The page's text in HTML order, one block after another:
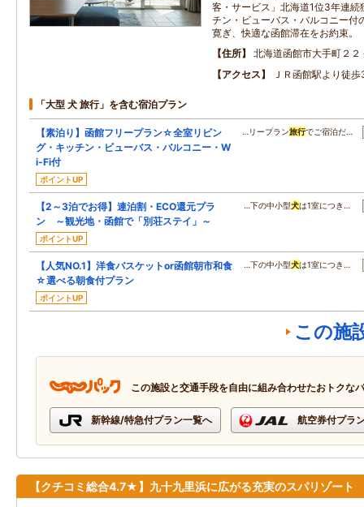
客・サービス」北海道1位3年連
チン・ビューバス・バルコニー付
寛ぎ、快適な函館滞在をお約束。
住所
北海道函館市大手町２２
アクセス
ＪＲ函館駅より徒
「大型 犬 旅行」を含む宿泊プラン
【素泊り】函館フリープラン☆全室リビン
グ・キッチン・ビューバス・バルコニー・W
i-Fi付
ポイントUP
…リープラン旅行でご宿泊だ…
【2～3泊でお得】連泊割・ECO還元プラ
ン ～観光地・函館で「別荘ステイ」～
ポイントUP
…下の中小型犬は1室につき…
【人気NO.1】洋食バスケットor函館朝市和食
☆選べる朝食付プラン
ポイントUP
…下の中小型犬は1室につき…
この施
この施設と交通手段を自由に組み合わせたおトクな
新幹線/特急付プラン一覧へ 航空券付プラ
【クチコミ総合4.7★】九十九里浜に広がる充実のスパリゾート